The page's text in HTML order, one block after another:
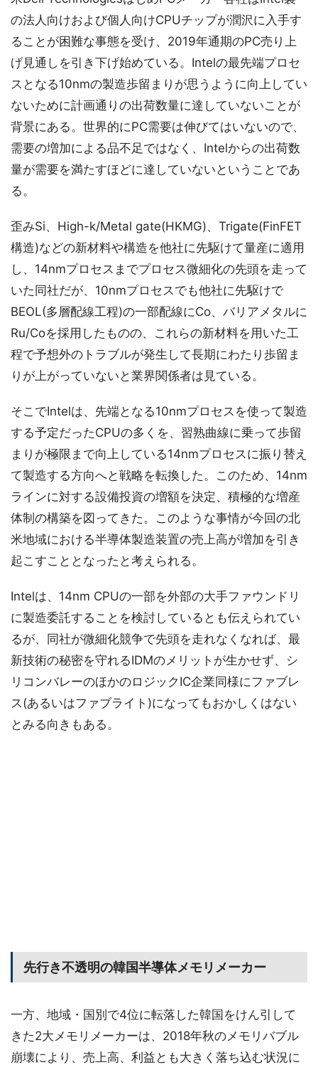
の法人向けおよび個人向けCPUチップが潤沢に入手す
ることが困難な事態を受け、2019年通期のPC売り上
げ見通しを引き下げ始めている。Intelの最先端プロセ
スとなる10nmの製造歩留まりが思うように向上してい
ないために計画通りの出荷数量に達していないことが
背景にある。世界的にPC需要は伸びてはいないので、
需要の増加による品不足ではなく、Intelからの出荷数
量が需要を満たすほどに達していないということであ
る。
歪みSi、High-k/Metal gate(HKMG)、Trigate(FinFET
構造)などの新材料や構造を他社に先駆けて量産に適用
し、14nmプロセスまでプロセス微細化の先頭を走って
いた同社だが、10nmプロセスでも他社に先駆けで
BEOL(多層配線工程)の一部配線にCo、バリアメタルに
Ru/Coを採用したものの、これらの新材料を用いた工
程で予想外のトラブルが発生して長期にわたり歩留ま
りが上がっていないと業界関係者は見ている。
そこでIntelは、先端となる10nmプロセスを使って製造
する予定だったCPUの多くを、習熟曲線に乗って歩留
まりが極限まで向上している14nmプロセスに振り替え
て製造する方向へと戦略を転換した。このため、14nm
ラインに対する設備投資の増額を決定、積極的な増産
体制の構築を図ってきた。このような事情が今回の北
米地域における半導体製造装置の売上高が増加を引き
起こすこととなったと考えられる。
Intelは、14nm CPUの一部を外部の大手ファウンドリ
に製造委託することを検討しているとも伝えられてい
るが、同社が微細化競争で先頭を走れなくなれば、最
新技術の秘密を守れるIDMのメリットが生かせず、シ
リコンバレーのほかのロジックIC企業同様にファブレ
ス(あるいはファブライト)になってもおかしくはない
とみる向きもある。
先行き不透明の韓国半導体メモリメーカー
一方、地域・国別で4位に転落した韓国をけん引して
きた2大メモリメーカーは、2018年秋のメモリバブル
崩壊により、売上高、利益とも大きく落ち込む状況に